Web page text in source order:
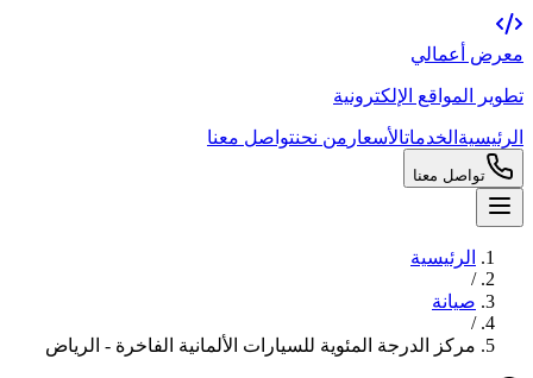
معرض أعمالي
تطوير المواقع الإلكترونية
الرئيسية الخدماتالأسعار من نحنتواصل معنا
تواصل معنا
الرئيسية
/
صيانة
/
مركز الدرجة المئوية للسيارات الألمانية الفاخرة - الرياض